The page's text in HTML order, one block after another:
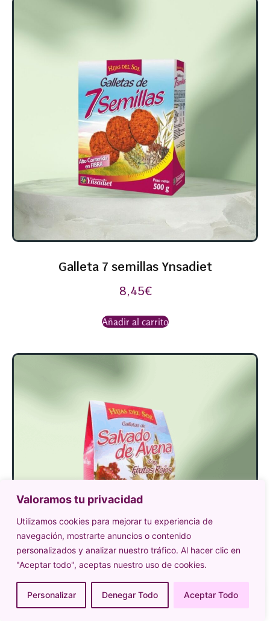
Valoramos tu privacidad
Utilizamos cookies para mejorar tu experiencia de
navegación, mostrarte anuncios o contenido
personalizados y analizar nuestro tráfico. Al hacer clic en
"Aceptar todo", aceptas nuestro uso de cookies.
Personalizar Denegar Todo Aceptar Todo
Galleta 7 semillas Ynsadiet
8,45€
Añadir al carrito